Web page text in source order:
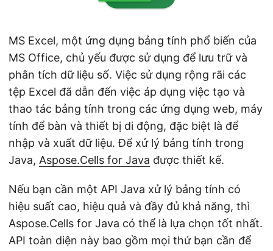
MS Excel, một ứng dụng bảng tính phổ biến của
MS Office, chủ yếu được sử dụng để lưu trữ và
phân tích dữ liệu số. Việc sử dụng rộng rãi các
tệp Excel đã dẫn đến việc áp dụng việc tạo và
thao tác bảng tính trong các ứng dụng web, máy
tính để bàn và thiết bị di động, đặc biệt là để
nhập và xuất dữ liệu. Để xử lý bảng tính trong
Java, Aspose.Cells for Java được thiết kế.
Nếu bạn cần một API Java xử lý bảng tính có
hiệu suất cao, hiệu quả và đầy đủ khả năng, thì
Aspose.Cells for Java có thể là lựa chọn tốt nhất.
API toàn diện này bao gồm mọi thứ bạn cần để